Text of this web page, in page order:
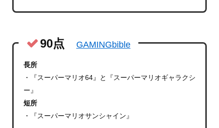
90点 GAMINGbible
長所
・『スーパーマリオ64』と『スーパーマリオギャラクシ
ー』
短所
・『スーパーマリオサンシャイン』